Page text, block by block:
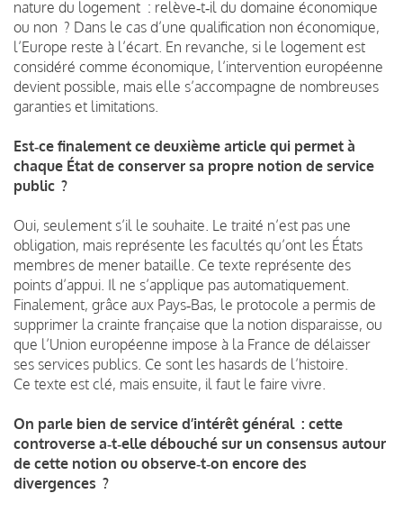
nature du logement : relève‑t‑il du domaine économique
ou non ? Dans le cas d’une qualification non économique,
l’Europe reste à l’écart. En revanche, si le logement est
considéré comme économique, l’intervention européenne
devient possible, mais elle s’accompagne de nombreuses
garanties et limitations.
Est‑ce finalement ce deuxième article qui permet à
chaque État de conserver sa propre notion de service
public ?
Oui, seulement s’il le souhaite. Le traité n’est pas une
obligation, mais représente les facultés qu’ont les États
membres de mener bataille. Ce texte représente des
points d’appui. Il ne s’applique pas automatiquement.
Finalement, grâce aux Pays‑Bas, le protocole a permis de
supprimer la crainte française que la notion disparaisse, ou
que l’Union européenne impose à la France de délaisser
ses services publics. Ce sont les hasards de l’histoire.
Ce texte est clé, mais ensuite, il faut le faire vivre.
On parle bien de service d’intérêt général : cette
controverse a‑t‑elle débouché sur un consensus autour
de cette notion ou observe‑t‑on encore des
divergences ?